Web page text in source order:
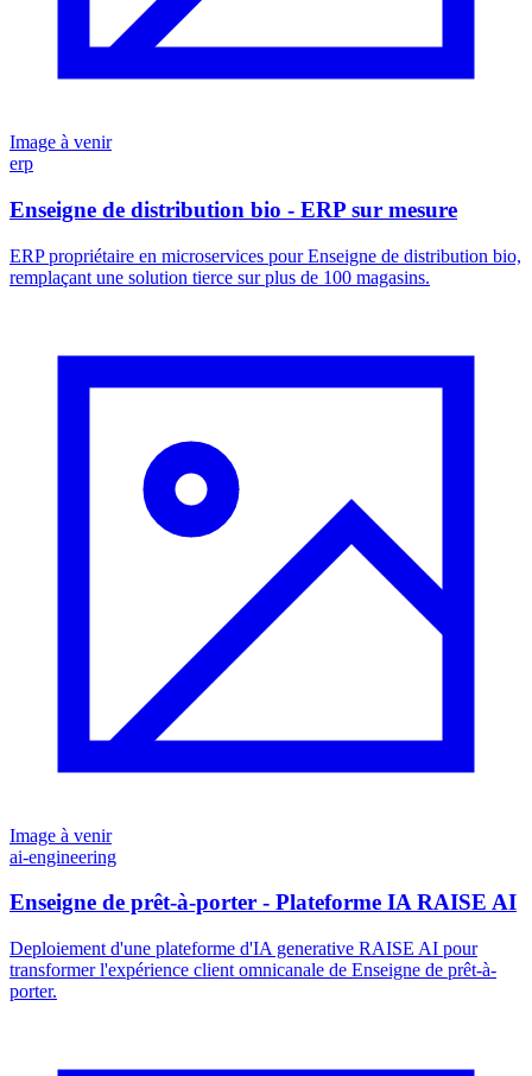
Image à venir
erp
Enseigne de distribution bio - ERP sur mesure
ERP propriétaire en microservices pour Enseigne de distribution bio,
remplaçant une solution tierce sur plus de 100 magasins.
Image à venir
ai-engineering
Enseigne de prêt-à-porter - Plateforme IA RAISE AI
Deploiement d'une plateforme d'IA generative RAISE AI pour
transformer l'expérience client omnicanale de Enseigne de prêt-à-
porter.